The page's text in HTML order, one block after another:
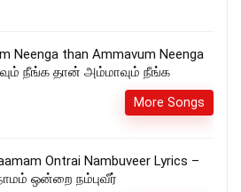
Neenga than Ammavum Neenga
நீங்க தான் அம்மாவும் நீங்க
More Songs
Ontrai Nambuveer Lyrics –
ஒன்றை நம்புவீர்